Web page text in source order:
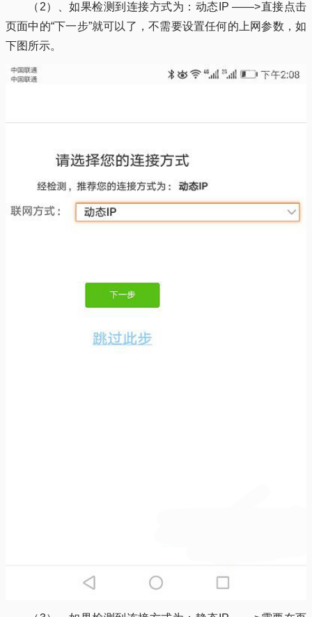
（2）、如果检测到连接方式为：动态IP ——>直接点击
页面中的“下一步”就可以了，不需要设置任何的上网参数，如
下图所示。